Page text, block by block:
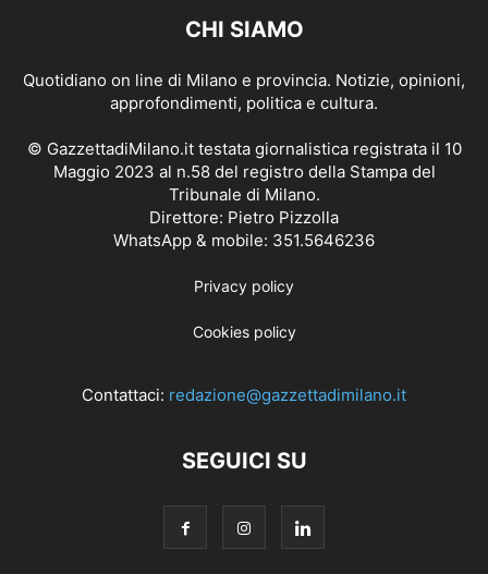
CHI SIAMO
Quotidiano on line di Milano e provincia. Notizie, opinioni,
approfondimenti, politica e cultura.
© GazzettadiMilano.it testata giornalistica registrata il 10
Maggio 2023 al n.58 del registro della Stampa del
Tribunale di Milano.
Direttore: Pietro Pizzolla
WhatsApp & mobile: 351.5646236
Privacy policy
Cookies policy
Contattaci: redazione@gazzettadimilano.it
SEGUICI SU